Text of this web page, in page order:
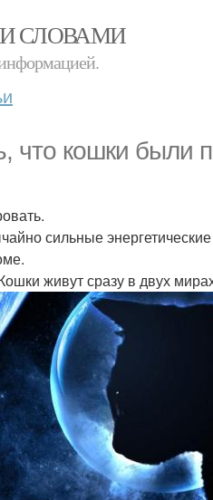
СЛОВАМИ
что кошки были
сильные
живут сразу в двух